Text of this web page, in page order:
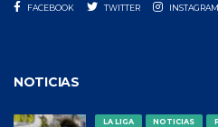
27 ENERO, 2021
FACEBOOK TWITTER INSTAGRAM
NOTICIAS
LA LIGA NOTICIAS